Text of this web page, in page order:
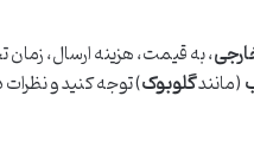
، به قیمت، هزینه ارسال،
(مانندگلوبوک) توجه کنید و